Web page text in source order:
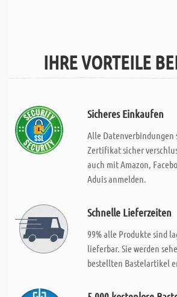
IHRE VORTEILE
Sicheres Einkaufen
Alle Datenverbindungen
Zertifikat sicher
auch mit Amazon,
Aduis anmelden.
Schnelle Lieferzeiten
99% alle Produkte sind
lieferbar. Sie werden
bestellten Bastelartikel